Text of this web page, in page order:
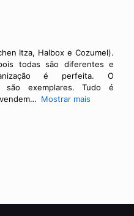
Itza, Halbox e Cozumel).
todas são diferentes e
é perfeita. O
são exemplares. Tudo é
Mostrar mais